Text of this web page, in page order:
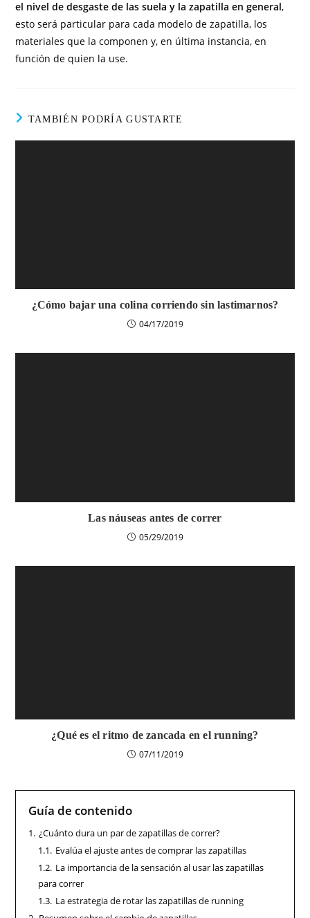
el nivel de desgaste de las suela y la zapatilla en general,
esto será particular para cada modelo de zapatilla, los
materiales que la componen y, en última instancia, en
función de quien la use.
TAMBIÉN PODRÍA GUSTARTE
¿Cómo bajar una colina corriendo sin lastimarnos?
04/17/2019
Las náuseas antes de correr
05/29/2019
¿Qué es el ritmo de zancada en el running?
07/11/2019
Guía de contenido
1. ¿Cuánto dura un par de zapatillas de correr?
1.1. Evalúa el ajuste antes de comprar las zapatillas
1.2. La importancia de la sensación al usar las zapatillas
para correr
1.3. La estrategia de rotar las zapatillas de running